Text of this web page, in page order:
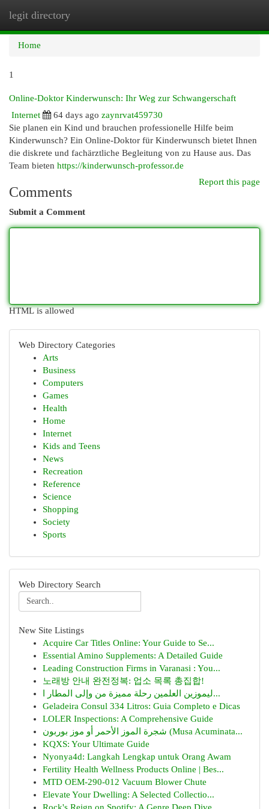
legit directory
Home
1
Online-Doktor Kinderwunsch: Ihr Weg zur Schwangerschaft
Internet
64 days ago zaynrvat459730
Sie planen ein Kind und brauchen professionelle Hilfe beim
Kinderwunsch? Ein Online-Doktor für Kinderwunsch bietet Ihnen
die diskrete und fachärztliche Begleitung von zu Hause aus. Das
Team bieten https://kinderwunsch-professor.de
Report this page
Comments
Submit a Comment
HTML is allowed
Web Directory Categories
Arts
Business
Computers
Games
Health
Home
Internet
Kids and Teens
News
Recreation
Reference
Science
Shopping
Society
Sports
Web Directory Search
New Site Listings
Acquire Car Titles Online: Your Guide to Se...
Essential Amino Supplements: A Detailed Guide
Leading Construction Firms in Varanasi : You...
노래방 안내 완전정복: 업소 목록 총집합!
ليموزين العلمين رحلة مميزة من وإلى المطار ا...
Geladeira Consul 334 Litros: Guia Completo e Dicas
LOLER Inspections: A Comprehensive Guide
شجرة الموز الأحمر أو موز بوربون (Musa Acuminata...
KQXS: Your Ultimate Guide
Nyonya4d: Langkah Lengkap untuk Orang Awam
Fertility Health Wellness Products Online | Bes...
MTD OEM-290-012 Vacuum Blower Chute
Elevate Your Dwelling: A Selected Collectio...